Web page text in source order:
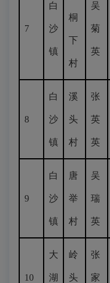
7
白
沙
镇
桐
下
村
吴
菊
英
8
白
沙
镇
溪
头
村
张
英
英
9
白
沙
镇
唐
举
村
吴
瑞
英
10
大
湖
岭
头
张
家